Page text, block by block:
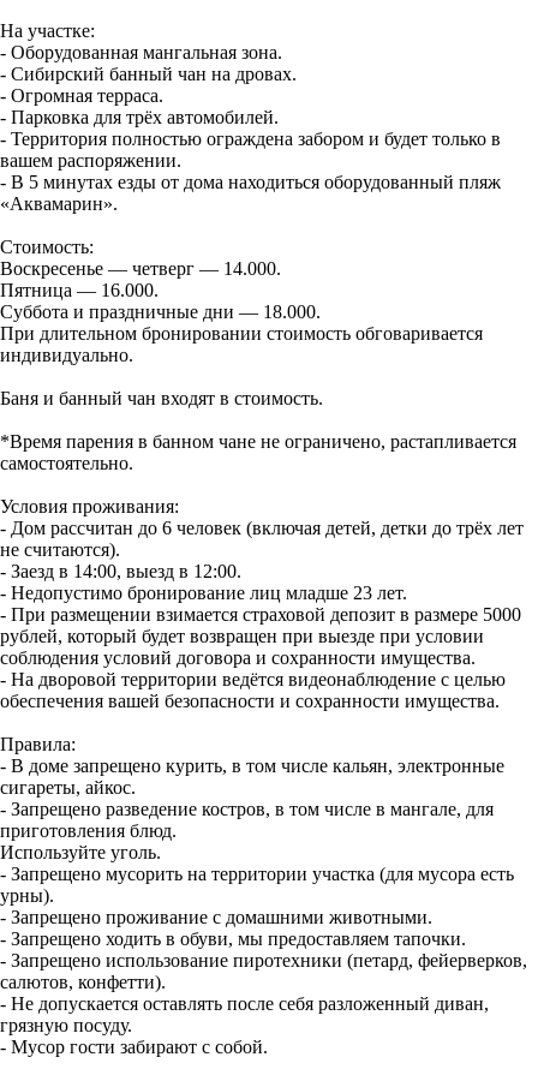
На участке:
- Оборудованная мангальная зона.
- Сибирский банный чан на дровах.
- Огромная терраса.
- Парковка для трёх автомобилей.
- Территория полностью ограждена забором и будет только в
вашем распоряжении.
- В 5 минутах езды от дома находиться оборудованный пляж
«Аквамарин».
Стоимость:
Воскресенье — четверг — 14.000.
Пятница — 16.000.
Суббота и праздничные дни — 18.000.
При длительном бронировании стоимость обговаривается
индивидуально.
Баня и банный чан входят в стоимость.
*Время парения в банном чане не ограничено, растапливается
самостоятельно.
Условия проживания:
- Дом рассчитан до 6 человек (включая детей, детки до трёх лет
не считаются).
- Заезд в 14:00, выезд в 12:00.
- Недопустимо бронирование лиц младше 23 лет.
- При размещении взимается страховой депозит в размере 5000
рублей, который будет возвращен при выезде при условии
соблюдения условий договора и сохранности имущества.
- На дворовой территории ведётся видеонаблюдение с целью
обеспечения вашей безопасности и сохранности имущества.
Правила:
- В доме запрещено курить, в том числе кальян, электронные
сигареты, айкос.
- Запрещено разведение костров, в том числе в мангале, для
приготовления блюд.
Используйте уголь.
- Запрещено мусорить на территории участка (для мусора есть
урны).
- Запрещено проживание с домашними животными.
- Запрещено ходить в обуви, мы предоставляем тапочки.
- Запрещено использование пиротехники (петард, фейерверков,
салютов, конфетти).
- Не допускается оставлять после себя разложенный диван,
грязную посуду.
- Мусор гости забирают с собой.